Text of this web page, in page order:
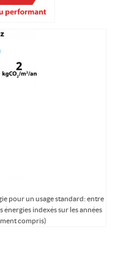
pour un usage standard: entre
indexés sur les années
compris)